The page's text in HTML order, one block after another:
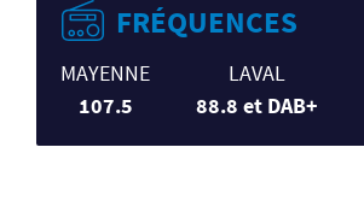
FRÉQUENCES
MAYENNE
107.5
LAVAL
88.8 et DAB+